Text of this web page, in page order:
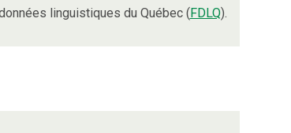
linguistiques du Québec (FDLQ).